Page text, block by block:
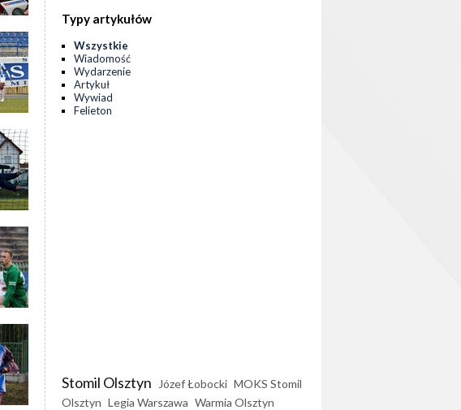
Typy artykułów
Wszystkie
Wiadomość
Wydarzenie
Artykuł
Wywiad
Felieton
Stomil Olsztyn Józef Łobocki MOKS Stomil
Olsztyn Legia Warszawa Warmia Olsztyn